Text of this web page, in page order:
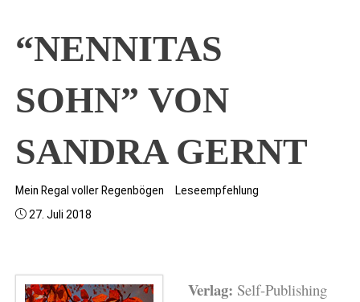
“NENNITAS
SOHN” VON
SANDRA GERNT
Mein Regal voller Regenbögen
Leseempfehlung
27. Juli 2018
Verlag: Self-Publishing